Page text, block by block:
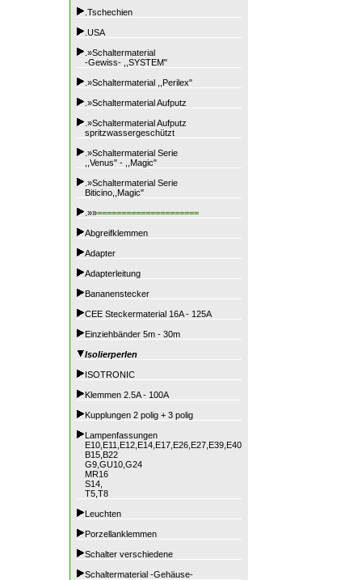
.Tschechien
.USA
.»Schaltermaterial
-Gewiss- ,,SYSTEM"
.»Schaltermaterial ,,Perilex"
.»Schaltermaterial Aufputz
.»Schaltermaterial Aufputz
spritzwassergeschützt
.»Schaltermaterial Serie
,,Venus" - ,,Magic"
.»Schaltermaterial Serie
Biticino,,Magic"
.»»=====================
Abgreifklemmen
Adapter
Adapterleitung
Bananenstecker
CEE Steckermaterial 16A - 125A
Einziehbänder 5m - 30m
Isolierperlen
ISOTRONIC
Klemmen 2.5A - 100A
Kupplungen 2 polig + 3 polig
Lampenfassungen
E10,E11,E12,E14,E17,E26,E27,E39,E40
B15,B22
G9,GU10,G24
MR16
S14,
T5,T8
Leuchten
Porzellanklemmen
Schalter verschiedene
Schaltermaterial -Gehäuse-